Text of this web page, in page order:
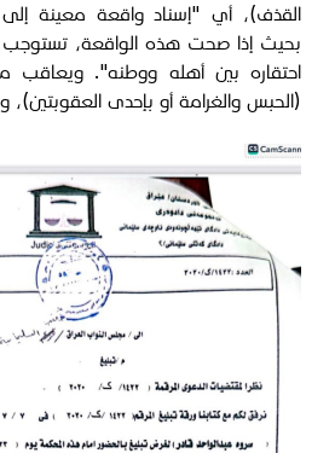
القذف)، أي "إسناد واقعة معينة
بحيث إذا صحت هذه الواقعة،
احتقاره بين أهله ووطنه". ويعاقب
(الحبس والغرامة أو بإحدى